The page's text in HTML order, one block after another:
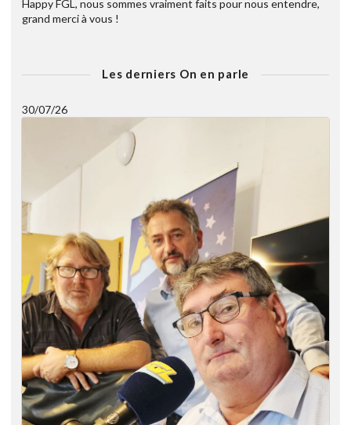
Happy FGL, nous sommes vraiment faits pour nous entendre,
grand merci à vous !
Les derniers On en parle
30/07/26